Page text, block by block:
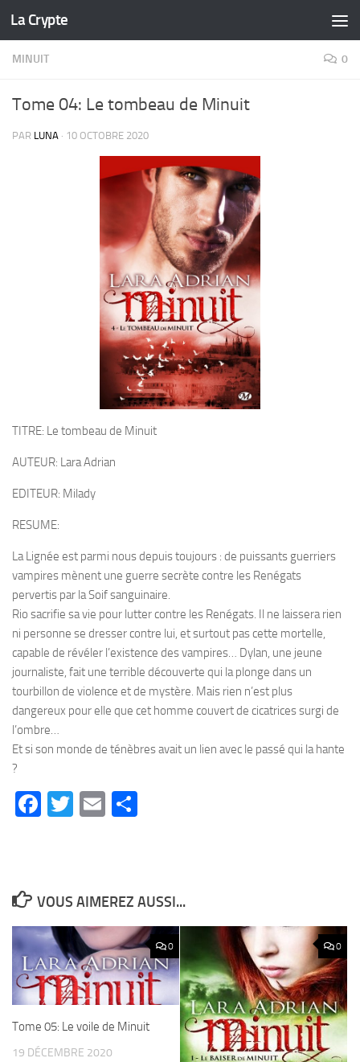
Skip to content
La Crypte
MINUIT 0
Tome 04: Le tombeau de Minuit
PAR LUNA · 10 OCTOBRE 2020
TITRE: Le tombeau de Minuit
AUTEUR: Lara Adrian
EDITEUR: Milady
RESUME:
La Lignée est parmi nous depuis toujours : de puissants guerriers
vampires mènent une guerre secrète contre les Renégats
pervertis par la Soif sanguinaire.
Rio sacrifie sa vie pour lutter contre les Renégats. Il ne laissera rien
ni personne se dresser contre lui, et surtout pas cette mortelle,
capable de révéler l’existence des vampires… Dylan, une jeune
journaliste, fait une terrible découverte qui la plonge dans un
tourbillon de violence et de mystère. Mais rien n’est plus
dangereux pour elle que cet homme couvert de cicatrices surgi de
l’ombre…
Et si son monde de ténèbres avait un lien avec le passé qui la hante
?
Facebook
Twitter
Email
VOUS AIMEREZ AUSSI...
0
Tome 05: Le voile de Minuit
19 DÉCEMBRE 2020
0